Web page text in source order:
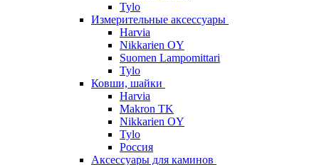
Tylo
Измерительные аксессуары
Harvia
Nikkarien OY
Suomen Lampomittari
Tylo
Ковши, шайки
Harvia
Makron TK
Nikkarien OY
Tylo
Россия
Аксессуары для каминов